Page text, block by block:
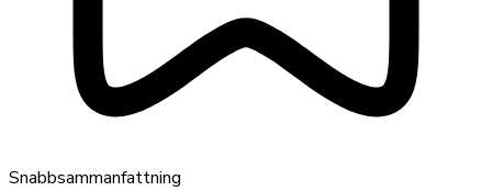
Snabbsammanfattning